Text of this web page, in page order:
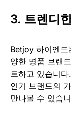
3. 트렌디
Betjoy 하이엔
양한 명품 브랜
트하고 있습니
인기 브랜드의
만나볼 수 있습